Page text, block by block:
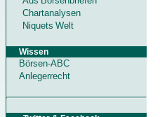
Chartanalysen
Niquets Welt
Wissen
Börsen-ABC
Anlegerrecht